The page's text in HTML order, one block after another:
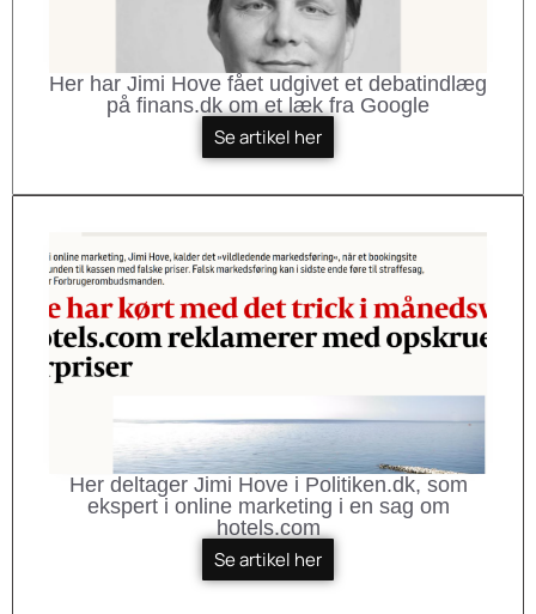
Her har Jimi Hove fået udgivet et debatindlæg
på finans.dk om et læk fra Google
Se artikel her
Her deltager Jimi Hove i Politiken.dk, som
ekspert i online marketing i en sag om
hotels.com
Se artikel her